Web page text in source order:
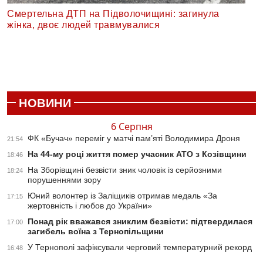
Смертельна ДТП на Підволочищині: загинула
жінка, двоє людей травмувалися
НОВИНИ
6 Серпня
21:54 ФК «Бучач» переміг у матчі пам’яті Володимира Дроня
18:46 На 44-му році життя помер учасник АТО з Козівщини
18:24
На Зборівщині безвісти зник чоловік із серйозними
порушеннями зору
17:15
Юний волонтер із Заліщиків отримав медаль «За
жертовність і любов до України»
17:00
Понад рік вважався зниклим безвісти: підтвердилася
загибель воїна з Тернопільщини
16:48 У Тернополі зафіксували черговий температурний рекорд